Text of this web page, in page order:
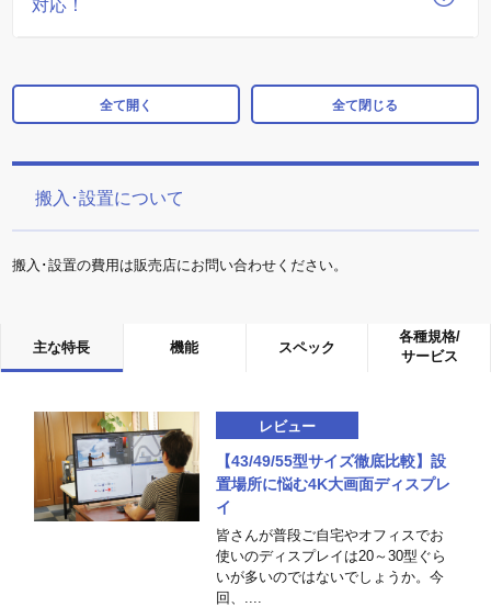
対応！
全て開く 全て閉じる
搬入･設置について
搬入･設置の費用は販売店にお問い合わせください。
主な特長 機能 スペック
各種規格/
サービス
レビュー
【43/49/55型サイズ徹底比較】設
置場所に悩む4K大画面ディスプレ
イ
皆さんが普段ご自宅やオフィスでお
使いのディスプレイは20～30型ぐら
いが多いのではないでしょうか。今
回、....